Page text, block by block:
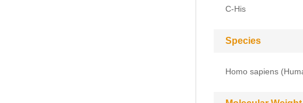
C-His
Species
Homo sapiens